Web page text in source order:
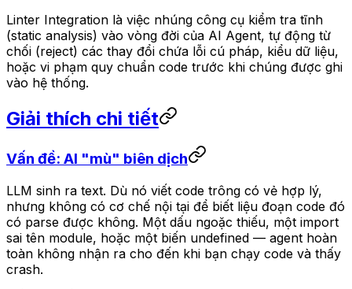
Linter Integration là việc nhúng công cụ kiểm tra tĩnh
(static analysis) vào vòng đời của AI Agent, tự động từ
chối (reject) các thay đổi chứa lỗi cú pháp, kiểu dữ liệu,
hoặc vi phạm quy chuẩn code trước khi chúng được ghi
vào hệ thống.
Giải thích chi tiết
Vấn đề: AI "mù" biên dịch
LLM sinh ra text. Dù nó viết code trông có vẻ hợp lý,
nhưng không có cơ chế nội tại để biết liệu đoạn code đó
có parse được không. Một dấu ngoặc thiếu, một import
sai tên module, hoặc một biến undefined — agent hoàn
toàn không nhận ra cho đến khi bạn chạy code và thấy
crash.